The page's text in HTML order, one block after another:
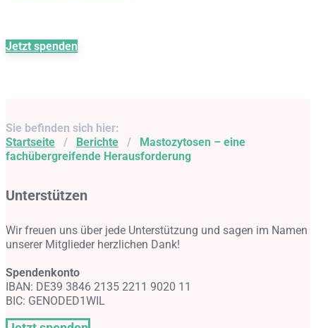
Jetzt spenden
Sie befinden sich hier:
Startseite
/ Berichte /
Mastozytosen – eine
fachübergreifende Herausforderung
Unterstützen
Wir freuen uns über jede Unterstützung und sagen im Namen
unserer Mitglieder herzlichen Dank!
Spendenkonto
IBAN: DE39 3846 2135 2211 9020 11
BIC: GENODED1WIL